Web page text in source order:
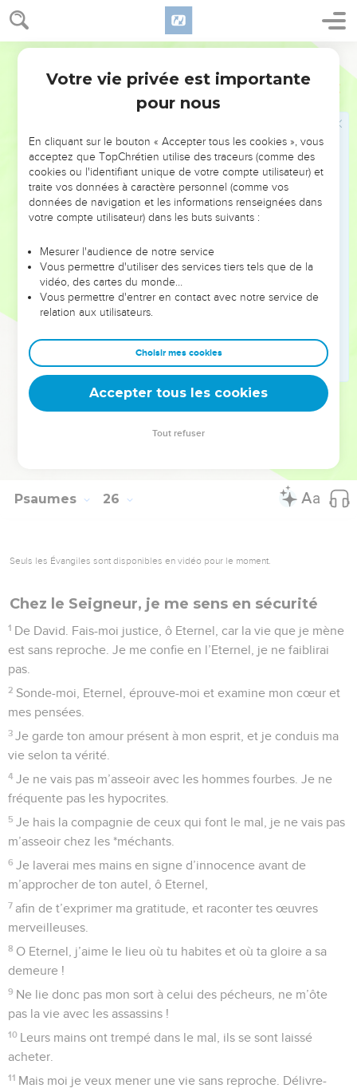
Psaumes 25
Il le fait vivre dans le bonheur et sa postérité possède le
pays.
L’Eternel confie ses desseins à ceux qui le révèrent, il les
instruit de son alliance.
c’est lui qui dégage mes pieds pris au filet.
Regarde-moi, ô Eternel, et fais-moi grâce, car je suis seul
et malheureux.
Mon cœur est dans l’angoisse, délivre-moi de mes
tourments !
Vois ma misère et ma souffrance, pardonne-moi tous mes
Oh ! vois combien mes ennemis sont en grand nombre, et
quelle haine violente ils ont pour moi !
Protège-moi, délivre-moi, garde-moi de la honte : je
Que l’innocence et la droiture me sauvegardent puisque
j’espère en toi.
O Dieu, sauve Israël de toutes ses détresses !
La Bible Du Semeur Copyright © 1992, 1999 by Biblica, Inc.® Used by permission.
Psaumes 26
Seuls les Évangiles sont disponibles en vidéo pour le moment.
Chez le Seigneur, je me sens en sécurité
1 De David. Fais-moi justice, ô Eternel, car la vie que je mène
est sans reproche. Je me confie en l’Eternel, je ne faiblirai
pas.
2 Sonde-moi, Eternel, éprouve-moi et examine mon cœur et
mes pensées.
3 Je garde ton amour présent à mon esprit, et je conduis ma
vie selon ta vérité.
4 Je ne vais pas m’asseoir avec les hommes fourbes. Je ne
fréquente pas les hypocrites.
5 Je hais la compagnie de ceux qui font le mal, je ne vais pas
m’asseoir chez les *méchants.
6 Je laverai mes mains en signe d’innocence avant de
m’approcher de ton autel, ô Eternel,
7 afin de t’exprimer ma gratitude, et raconter tes œuvres
merveilleuses.
8 O Eternel, j’aime le lieu où tu habites et où ta gloire a sa
demeure !
9 Ne lie donc pas mon sort à celui des pécheurs, ne m’ôte
pas la vie avec les assassins !
10 Leurs mains ont trempé dans le mal, ils se sont laissé
acheter.
11 Mais moi je veux mener une vie sans reproche. Délivre-
Votre vie privée est importante
pour nous
En cliquant sur le bouton « Accepter tous les cookies », vous
acceptez que TopChrétien utilise des traceurs (comme des
cookies ou l'identifiant unique de votre compte utilisateur) et
traite vos données à caractère personnel (comme vos
données de navigation et les informations renseignées dans
votre compte utilisateur) dans les buts suivants :
Mesurer l'audience de notre service
Vous permettre d'utiliser des services tiers tels que de la
vidéo, des cartes du monde…
Vous permettre d'entrer en contact avec notre service de
relation aux utilisateurs.
Choisir mes cookies
Accepter tous les cookies
Tout refuser